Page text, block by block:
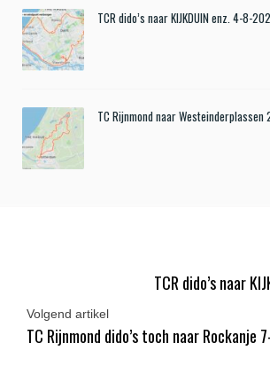
TCR dido’s naar KIJKDUIN enz. 4-8-
TC Rijnmond naar
TCR dido’s naar
Volgend artikel
TC Rijnmond dido’s toch naar Rockanje